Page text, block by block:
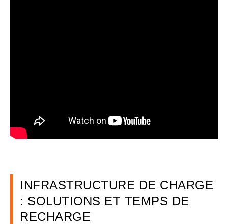
INFRASTRUCTURE DE CHARGE
: SOLUTIONS ET TEMPS DE
RECHARGE